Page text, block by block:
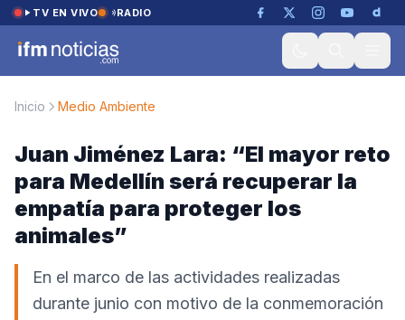
Saltar al contenido
TV EN VIVO RADIO
Inicio Medio Ambiente
Juan Jiménez Lara: “El mayor reto
para Medellín será recuperar la
empatía para proteger los
animales”
En el marco de las actividades realizadas
durante junio con motivo de la conmemoración